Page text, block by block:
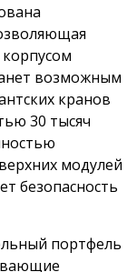
возможным
кранов
30 тысяч
модулей
безопасность
портфель